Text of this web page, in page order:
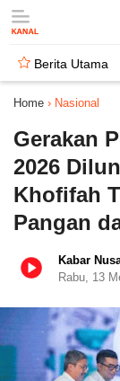
Berita Utama
Home › Nasional
Gerakan
2026
Khofifah
Pangan
Kabar
Rabu, 13